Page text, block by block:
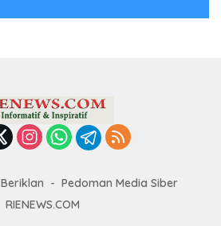
Beriklan
Pedoman Media Siber
RIENEWS.COM